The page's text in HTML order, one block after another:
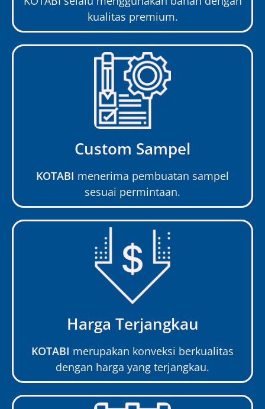
kualitas premium.
Custom Sampel
KOTABI menerima pembuatan sampel
sesuai permintaan.
Harga Terjangkau
KOTABI merupakan konveksi berkualitas
dengan harga yang terjangkau.